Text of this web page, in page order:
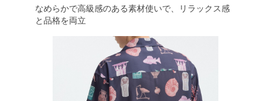
なめらかで高級感のある素材使いで、リラックス感
と品格を両立